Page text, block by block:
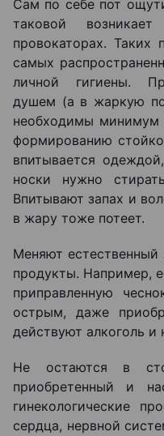
Сам по себе пот
таковой
провокаторах.
самых
личной гигиены.
душем (а в жаркую
необходимы минимум
формированию
впитывается
носки нужно
Впитывают запах и
в жару тоже потеет.
Меняют
продукты. Например,
приправленную
острым, даже
действуют алкоголь и
Не остаются в
приобретенный и
гинекологические
сердца, нервной